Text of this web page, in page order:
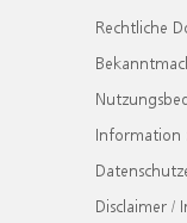
Rechtliche
Information
Disclaimer /